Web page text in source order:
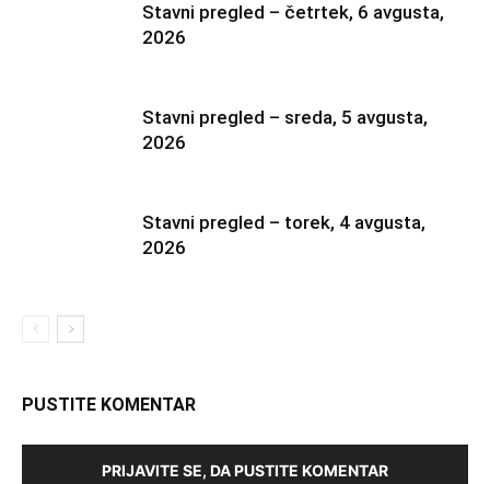
Stavni pregled – četrtek, 6 avgusta,
2026
Stavni pregled – sreda, 5 avgusta,
2026
Stavni pregled – torek, 4 avgusta,
2026
PUSTITE KOMENTAR
PRIJAVITE SE, DA PUSTITE KOMENTAR